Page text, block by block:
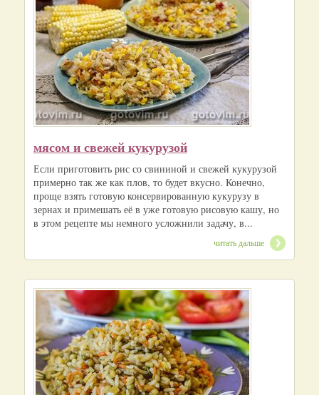
мясом и свежей кукурузой
Если приготовить рис со свининой и свежей кукурузой
примерно так же как плов, то будет вкусно. Конечно,
проще взять готовую консервированную кукурузу в
зернах и примешать её в уже готовую рисовую кашу, но
в этом рецепте мы немного усложнили задачу, в...
читать дальше